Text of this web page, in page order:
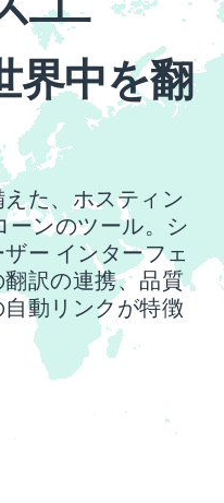
界中を翻
た、ホスティン
ーンのツール。シ
ー インターフェ
訳の連携、品質
動リンクが特徴